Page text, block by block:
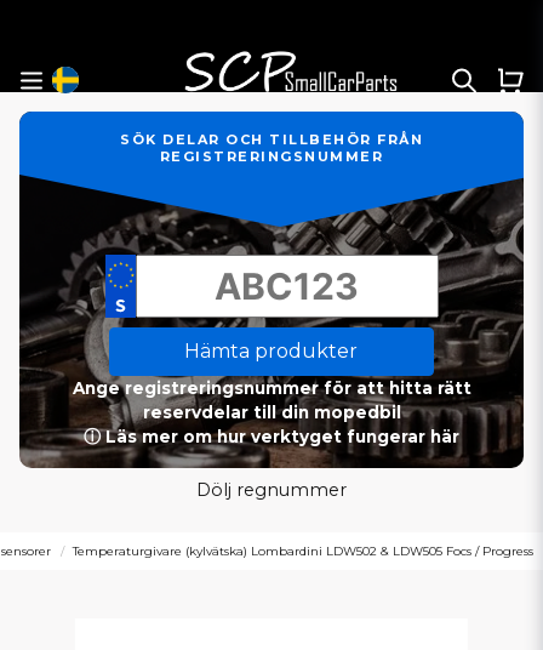
SÖK DELAR OCH TILLBEHÖR FRÅN
REGISTRERINGSNUMMER
Hämta produkter
Ange registreringsnummer för att hitta rätt
reservdelar till din mopedbil
ⓘ Läs mer om hur verktyget fungerar här
Dölj regnummer
Temperaturgivare (kylvätska) Lombardini LDW502 & LDW505 Focs / Progress